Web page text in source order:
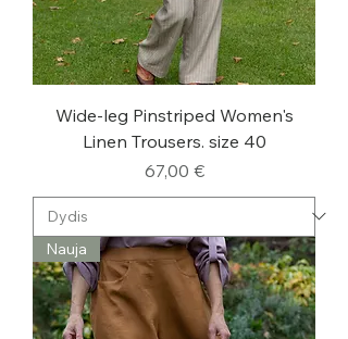
Wide-leg Pinstriped Women's
Linen Trousers. size 40
Kaina
67,00 €
Nauja